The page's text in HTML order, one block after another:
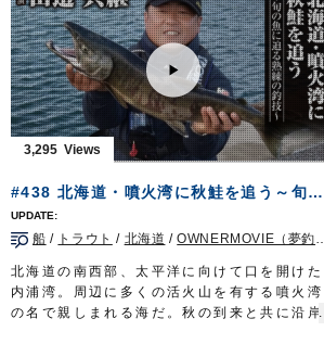
意味両極端なアプローチですが、双方やるこ
とで互いを補い合うメリットもあります。
状況に応じてそれぞれを駆使し、良型スマガ
ツオやヒレナガカンパチなどをキャッチしま
した。
■使用アイテム
・撃投ジグ レイドバック 100g
・撃投ジグ ストライク250g、200g
・マスクドスピンM
・ファイアツイン120g
・ショートジグアシスト1/0
・STX-58#3
■撮影協力
平戸市田平/あじか磯釣りセンター様
2021年11月20日に放送された『ルアーパラ
3,295
#438 北海道・噴火湾に秋鮭を追う～旬の魚に迫る熟練の釣技～
船 / トラウト / 北海道 /OWNERMOVIE（夢釣行）
北海道の南西部、太平洋に向けて口を開けた
内浦湾。周辺に多くの活火山を有する噴火湾
の名で親しまれる海だ。秋の到来と共に沿岸